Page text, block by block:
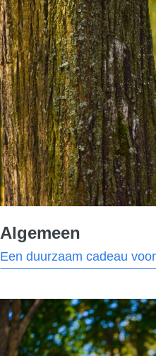
Algemeen
Een duurzaam cadeau